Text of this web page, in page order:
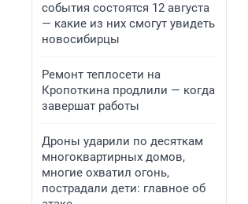
события состоятся 12 августа
— какие из них смогут увидеть
новосибирцы
Ремонт теплосети на
Кропоткина продлили — когда
завершат работы
Дроны ударили по десяткам
многоквартирных домов,
многие охватил огонь,
пострадали дети: главное об